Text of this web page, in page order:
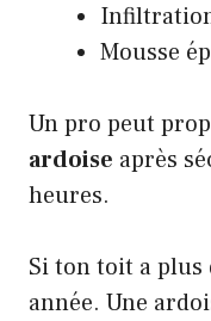
Mousse
Un pro peut
ardoise après
heures.
Si ton toit a plus
année. Une